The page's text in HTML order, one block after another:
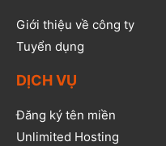
Giới thiệu về công ty
Tuyển dụng
DỊCH VỤ
Đăng ký tên miền
Unlimited Hosting